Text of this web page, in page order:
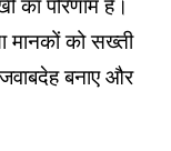
मानकों को सख्ती
बनाए और